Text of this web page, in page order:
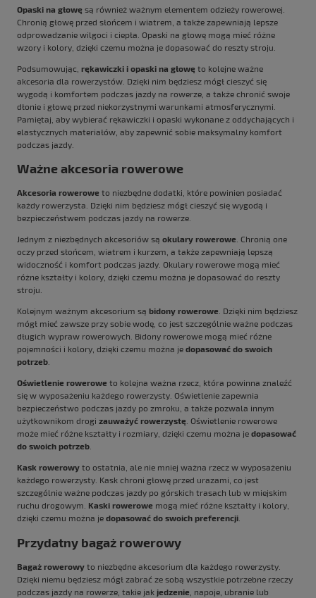
Opaski na głowę są również ważnym elementem odzieży rowerowej.
Chronią głowę przed słońcem i wiatrem, a także zapewniają lepsze
odprowadzanie wilgoci i ciepła. Opaski na głowę mogą mieć różne
wzory i kolory, dzięki czemu można je dopasować do reszty stroju.
Podsumowując, rękawiczki i opaski na głowę to kolejne ważne
akcesoria dla rowerzystów. Dzięki nim będziesz mógł cieszyć się
wygodą i komfortem podczas jazdy na rowerze, a także chronić swoje
dłonie i głowę przed niekorzystnymi warunkami atmosferycznymi.
Pamiętaj, aby wybierać rękawiczki i opaski wykonane z oddychających i
elastycznych materiałów, aby zapewnić sobie maksymalny komfort
podczas jazdy.
Ważne akcesoria rowerowe
Akcesoria rowerowe to niezbędne dodatki, które powinien posiadać
każdy rowerzysta. Dzięki nim będziesz mógł cieszyć się wygodą i
bezpieczeństwem podczas jazdy na rowerze.
Jednym z niezbędnych akcesoriów są okulary rowerowe . Chronią one
oczy przed słońcem, wiatrem i kurzem, a także zapewniają lepszą
widoczność i komfort podczas jazdy. Okulary rowerowe mogą mieć
różne kształty i kolory, dzięki czemu można je dopasować do reszty
stroju.
Kolejnym ważnym akcesorium są bidony rowerowe . Dzięki nim będziesz
mógł mieć zawsze przy sobie wodę, co jest szczególnie ważne podczas
długich wypraw rowerowych. Bidony rowerowe mogą mieć różne
pojemności i kolory, dzięki czemu można je dopasować do swoich
potrzeb
Oświetlenie rowerowe to kolejna ważna rzecz, która powinna znaleźć
się w wyposażeniu każdego rowerzysty. Oświetlenie zapewnia
bezpieczeństwo podczas jazdy po zmroku, a także pozwala innym
użytkownikom drogi zauważyć rowerzystę . Oświetlenie rowerowe
może mieć różne kształty i rozmiary, dzięki czemu można je dopasować
do swoich potrzeb
Kask rowerowy to ostatnia, ale nie mniej ważna rzecz w wyposażeniu
każdego rowerzysty. Kask chroni głowę przed urazami, co jest
szczególnie ważne podczas jazdy po górskich trasach lub w miejskim
ruchu drogowym. Kaski rowerowe mogą mieć różne kształty i kolory,
dzięki czemu można je dopasować do swoich preferencji
Przydatny bagaż rowerowy
Bagaż rowerowy to niezbędne akcesorium dla każdego rowerzysty.
Dzięki niemu będziesz mógł zabrać ze sobą wszystkie potrzebne rzeczy
podczas jazdy na rowerze, takie jak jedzenie , napoje, ubranie lub